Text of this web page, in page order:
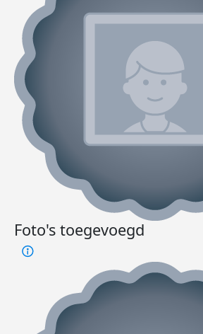
Foto's toegevoegd